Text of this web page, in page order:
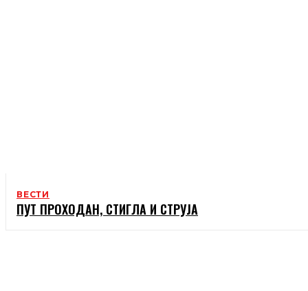
ВЕСТИ
ПУТ ПРОХОДАН, СТИГЛА И СТРУЈА